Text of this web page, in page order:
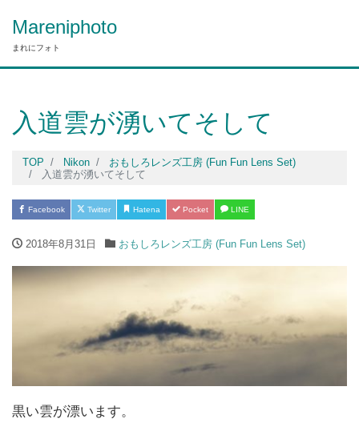
Mareniphoto
まれにフォト
入道雲が湧いてそして
TOP Nikon
おもしろレンズ工房 (Fun Fun Lens Set)
入道雲が湧いてそして
Facebook Twitter Hatena Pocket LINE
2018年8月31日 おもしろレンズ工房 (Fun Fun Lens Set)
黒い雲が漂います。